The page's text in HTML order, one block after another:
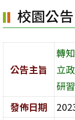
區
校園公告
公告主旨
轉
立
研
發佈日期